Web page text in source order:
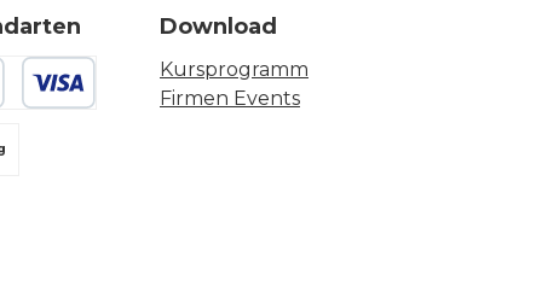
Download
Kursprogramm
Firmen Events